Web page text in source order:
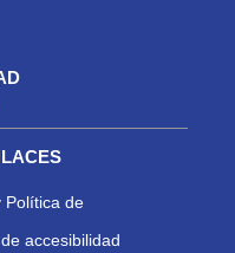
Política de
accesibilidad